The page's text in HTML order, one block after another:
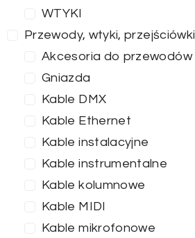
WTYKI
Przewody, wtyki, przejściówki
Akcesoria do przewodów
Gniazda
Kable DMX
Kable Ethernet
Kable instalacyjne
Kable instrumentalne
Kable kolumnowe
Kable MIDI
Kable mikrofonowe